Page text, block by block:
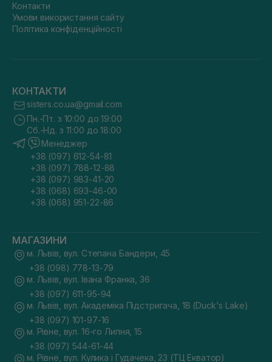
Контакти
Умови використання сайту
Політика конфіденційності
КОНТАКТИ
sisters.co.ua@gmail.com
Пн.-Пт. з 10:00 до 19:00
Сб.-Нд. з 11:00 до 18:00
Менеджер
+38 (097) 612-54-81
+38 (097) 788-12-88
+38 (097) 983-41-20
+38 (068) 693-46-00
+38 (068) 951-22-86
МАГАЗИНИ
м. Львів, вул. Степана Бандери, 45
+38 (098) 778-13-79
м. Львів, вул. Івана Франка, 36
+38 (097) 611-95-94
м. Львів, вул. Академіка Підстригача, 1В (Duck's Lake)
+38 (097) 101-97-16
м. Рівне, вул. 16-го Липня, 15
+38 (097) 544-61-44
м. Рівне, вул. Кулика і Гудачека, 23 (ТЦ Екватор)